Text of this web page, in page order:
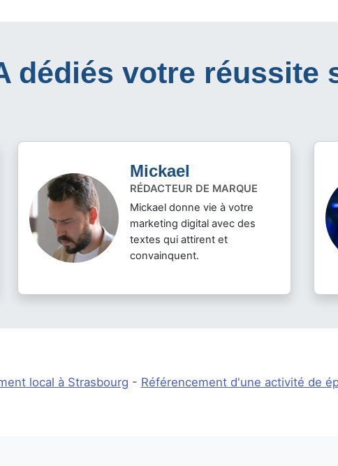
dédiés votre réussite
Mickael
RÉDACTEUR DE MARQUE
Mickael donne vie à votre
marketing digital avec des
textes qui attirent et
convainquent.
local à Strasbourg - Référencement d'une activité de